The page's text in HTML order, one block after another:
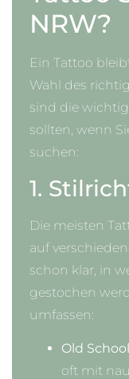
NRW?
Ein Tattoo
Wahl des
sind die
sollten, wenn
suchen:
1.
Die meisten
auf
schon klar, in
gestochen
umfassen:
Old
oft mit